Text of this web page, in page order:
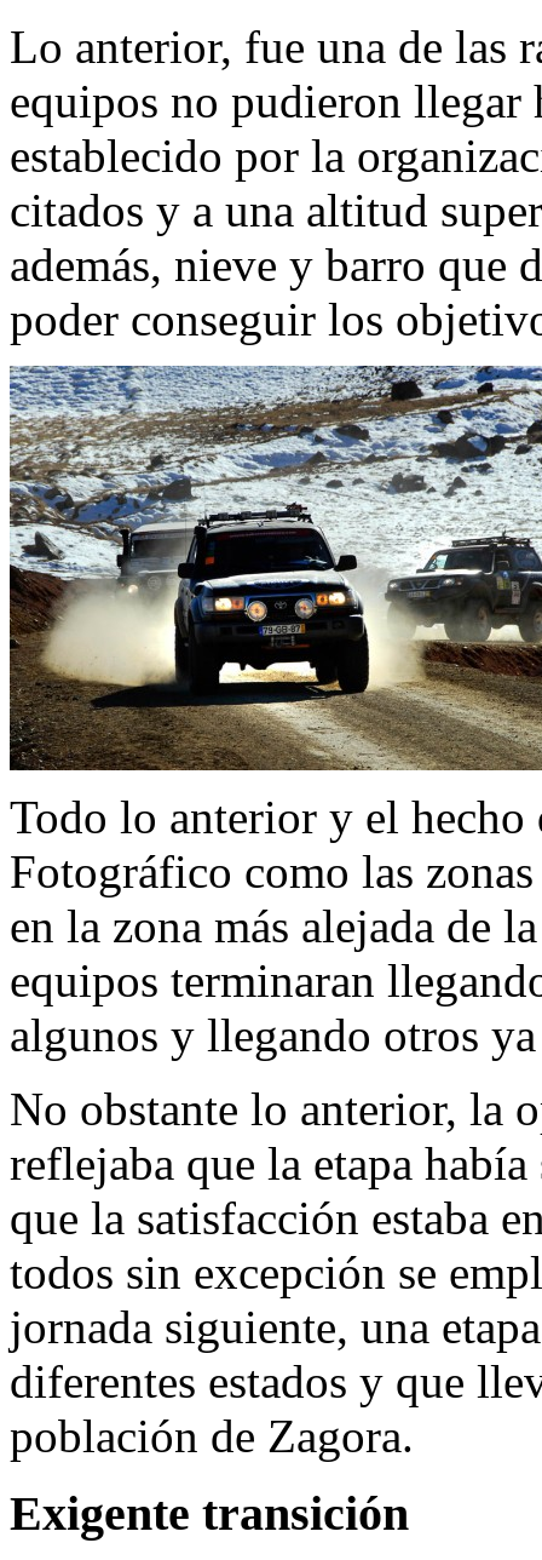
Lo anterior, fue una de las
equipos no pudieron llegar
establecido por la
citados y a una altitud
además, nieve y barro que
poder conseguir los
Todo lo anterior y el
Fotográfico como las
en la zona más alejada de
equipos terminaran
algunos y llegando otros
No obstante lo anterior, la
reflejaba que la etapa
que la satisfacción estaba
todos sin excepción se
jornada siguiente, una
diferentes estados y que
población de Zagora.
Exigente transición